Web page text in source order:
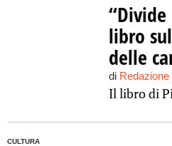
libro
delle
di Redazione
Il libro di
CULTURA